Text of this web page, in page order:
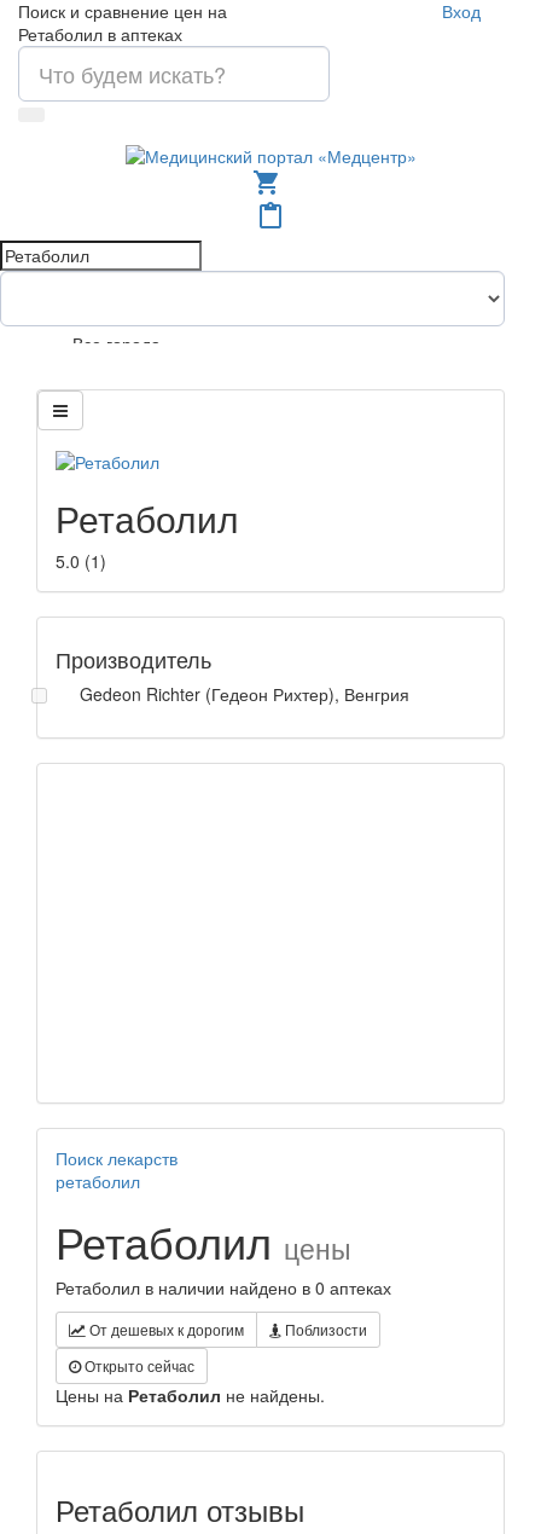
Поиск и сравнение цен на
Ретаболил в аптеках
Вход
shopping_cart
content_paste
Все города
Ретаболил
5.0 (1)
Производитель
Gedeon Richter (Гедеон Рихтер), Венгрия
Поиск лекарств
ретаболил
Ретаболил цены
Ретаболил в наличии найдено в 0 аптеках
От дешевых к дорогим
Поблизости
Открыто сейчас
Цены на Ретаболил не найдены.
Ретаболил отзывы